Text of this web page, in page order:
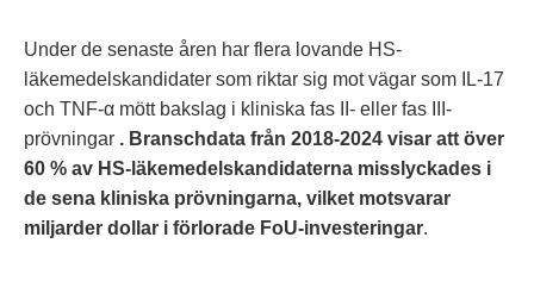
Under de senaste åren har flera lovande HS-
läkemedelskandidater som riktar sig mot vägar som IL-17
och TNF-α mött bakslag i kliniska fas II- eller fas III-
prövningar . Branschdata från 2018-2024 visar att över
60 % av HS-läkemedelskandidaterna misslyckades i
de sena kliniska prövningarna, vilket motsvarar
miljarder dollar i förlorade FoU-investeringar.